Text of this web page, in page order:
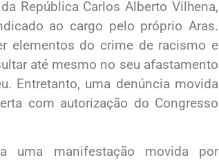
República Carlos Alberto Vilhena,
ao cargo pelo próprio Aras.
elementos do crime de racismo e
até mesmo no seu afastamento
Entretanto, uma denúncia movida
com autorização do Congresso
manifestação movida por